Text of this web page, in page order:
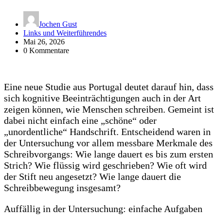
Jochen Gust
Links und Weiterführendes
Mai 26, 2026
0 Kommentare
Eine neue Studie aus Portugal deutet darauf hin, dass
sich kognitive Beeinträchtigungen auch in der Art
zeigen können, wie Menschen schreiben. Gemeint ist
dabei nicht einfach eine „schöne“ oder
„unordentliche“ Handschrift. Entscheidend waren in
der Untersuchung vor allem messbare Merkmale des
Schreibvorgangs: Wie lange dauert es bis zum ersten
Strich? Wie flüssig wird geschrieben? Wie oft wird
der Stift neu angesetzt? Wie lange dauert die
Schreibbewegung insgesamt?
Auffällig in der Untersuchung: einfache Aufgaben